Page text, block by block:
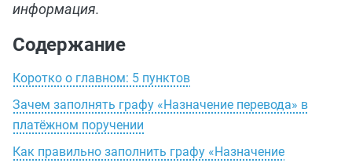
информация.
Содержание
Коротко о главном: 5 пунктов
Зачем заполнять графу «Назначение перевода» в
платёжном поручении
Как правильно заполнить графу «Назначение